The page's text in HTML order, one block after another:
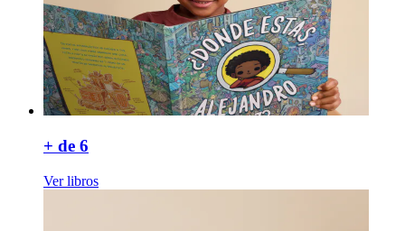
+ de 6
Ver libros